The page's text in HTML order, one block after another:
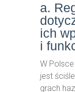
a.
ich
i
W
jest
grach